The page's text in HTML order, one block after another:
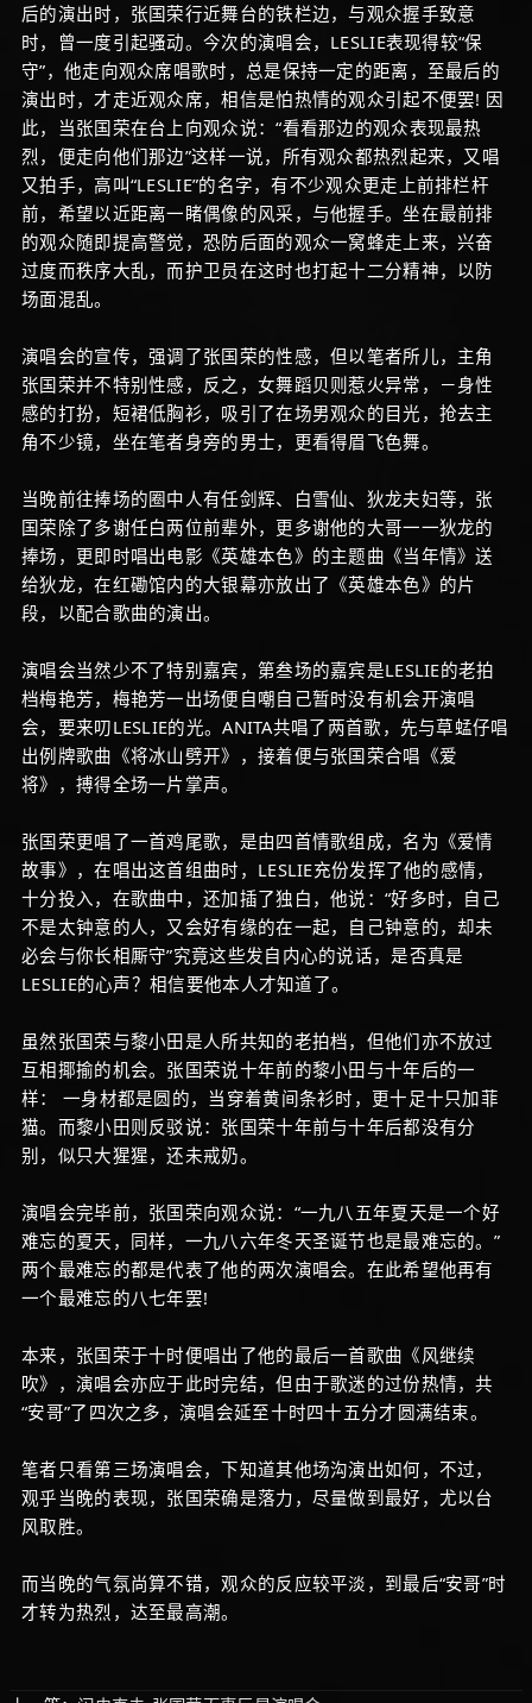
后的演出时，张国荣行近舞台的铁栏边，与观众握手致意
时，曾一度引起骚动。今次的演唱会，LESLIE表现得较“保
守”，他走向观众席唱歌时，总是保持一定的距离，至最后的
演出时，才走近观众席，相信是怕热情的观众引起不便罢! 因
此，当张国荣在台上向观众说：“看看那边的观众表现最热
烈，便走向他们那边”这样一说，所有观众都热烈起来，又唱
又拍手，高叫“LESLIE”的名字，有不少观众更走上前排栏杆
前，希望以近距离一睹偶像的风采，与他握手。坐在最前排
的观众随即提高警觉，恐防后面的观众一窝蜂走上来，兴奋
过度而秩序大乱，而护卫员在这时也打起十二分精神，以防
场面混乱。
演唱会的宣传，强调了张国荣的性感，但以笔者所儿，主角
张国荣并不特别性感，反之，女舞蹈贝则惹火异常，－身性
感的打扮，短裙低胸衫，吸引了在场男观众的目光，抢去主
角不少镜，坐在笔者身旁的男士，更看得眉飞色舞。
当晚前往捧场的圈中人有任剑辉、白雪仙、狄龙夫妇等，张
国荣除了多谢任白两位前辈外，更多谢他的大哥一一狄龙的
捧场，更即时唱出电影《英雄本色》的主题曲《当年情》送
给狄龙，在红磡馆内的大银幕亦放出了《英雄本色》的片
段，以配合歌曲的演出。
演唱会当然少不了特别嘉宾，第叁场的嘉宾是LESLIE的老拍
档梅艳芳，梅艳芳一出场便自嘲自己暂时没有机会开演唱
会，要来叨LESLIE的光。ANITA共唱了两首歌，先与草蜢仔唱
出例牌歌曲《将冰山劈开》，接着便与张国荣合唱《爱
将》，搏得全场一片掌声。
张国荣更唱了一首鸡尾歌，是由四首情歌组成，名为《爱情
故事》，在唱出这首组曲时，LESLIE充份发挥了他的感情，
十分投入，在歌曲中，还加插了独白，他说：“好多时，自己
不是太钟意的人，又会好有缘的在一起，自己钟意的，却未
必会与你长相厮守”究竟这些发自内心的说话，是否真是
LESLIE的心声？相信要他本人才知道了。
虽然张国荣与黎小田是人所共知的老拍档，但他们亦不放过
互相揶揄的机会。张国荣说十年前的黎小田与十年后的一
样： 一身材都是圆的，当穿着黄间条衫时，更十足十只加菲
猫。而黎小田则反驳说：张国荣十年前与十年后都没有分
别，似只大猩猩，还未戒奶。
演唱会完毕前，张国荣向观众说：“一九八五年夏天是一个好
难忘的夏天，同样，一九八六年冬天圣诞节也是最难忘的。”
两个最难忘的都是代表了他的两次演唱会。在此希望他再有
一个最难忘的八七年罢!
本来，张国荣于十时便唱出了他的最后一首歌曲《风继续
吹》，演唱会亦应于此时完结，但由于歌迷的过份热情，共
“安哥”了四次之多，演唱会延至十时四十五分才圆满结束。
笔者只看第三场演唱会，下知道其他场沟演出如何，不过，
观乎当晚的表现，张国荣确是落力，尽量做到最好，尤以台
风取胜。
而当晚的气氛尚算不错，观众的反应较平淡，到最后“安哥”时
才转为热烈，达至最高潮。